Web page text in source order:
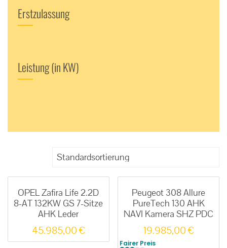
OPEL Zafira Life 2.2D
8-AT 132KW GS 7-Sitze
AHK Leder
45.985,00€
Peugeot 308 Allure
PureTech 130 AHK
NAVI Kamera SHZ PDC
19.985,00€
Fairer Preis
Erstzulassung
Leistung (in KW)